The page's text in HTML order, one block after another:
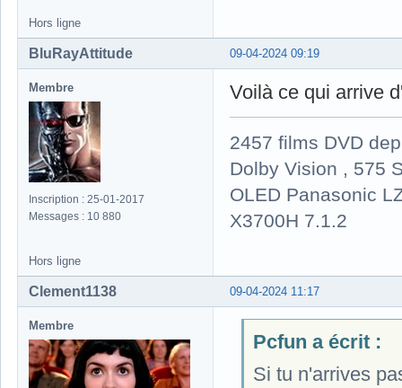
Hors ligne
09-04-2024 09:19
BluRayAttitude
Membre
Inscription : 25-01-2017
Messages : 10 880
Voilà ce qui arrive
2457 films DVD
Dolby Vision , 575
OLED Panasonic
X3700H 7.1.2
Hors ligne
09-04-2024 11:17
Clement1138
Membre
Pcfun a écrit :
Si tu n'arrives